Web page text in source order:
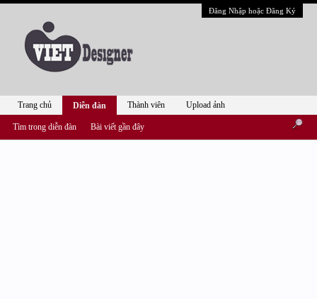
Đăng Nhập hoặc Đăng Ký
Trang chủ Diễn đàn
Tìm trong diễn đàn Bài viết gần đây
Thành viên Upload ảnh